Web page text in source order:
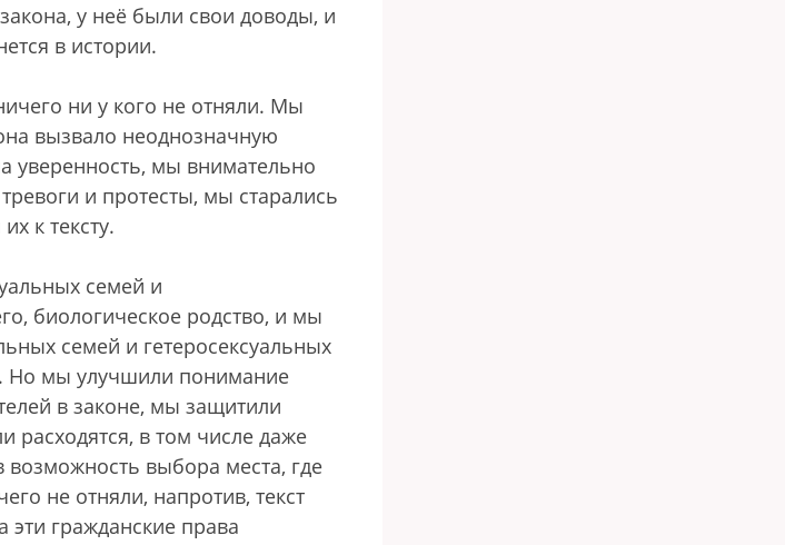
у неё были свои доводы, и
в истории.
ни у кого не отняли. Мы
вызвало неоднозначную
уверенность, мы внимательно
и протесты, мы старались
к тексту.
семей и
биологическое родство, и мы
семей и гетеросексуальных
Но мы улучшили понимание
в законе, мы защитили
расходятся, в том числе даже
выбора места, где
не отняли, напротив, текст
эти гражданские права